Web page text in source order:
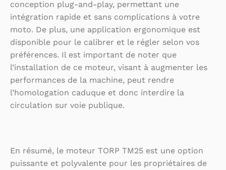
conception plug-and-play, permettant une
intégration rapide et sans complications à votre
moto. De plus, une application ergonomique est
disponible pour le calibrer et le régler selon vos
préférences. Il est important de noter que
l’installation de ce moteur, visant à augmenter les
performances de la machine, peut rendre
l’homologation caduque et donc interdire la
circulation sur voie publique.
En résumé, le moteur TORP TM25 est une option
puissante et polyvalente pour les propriétaires de